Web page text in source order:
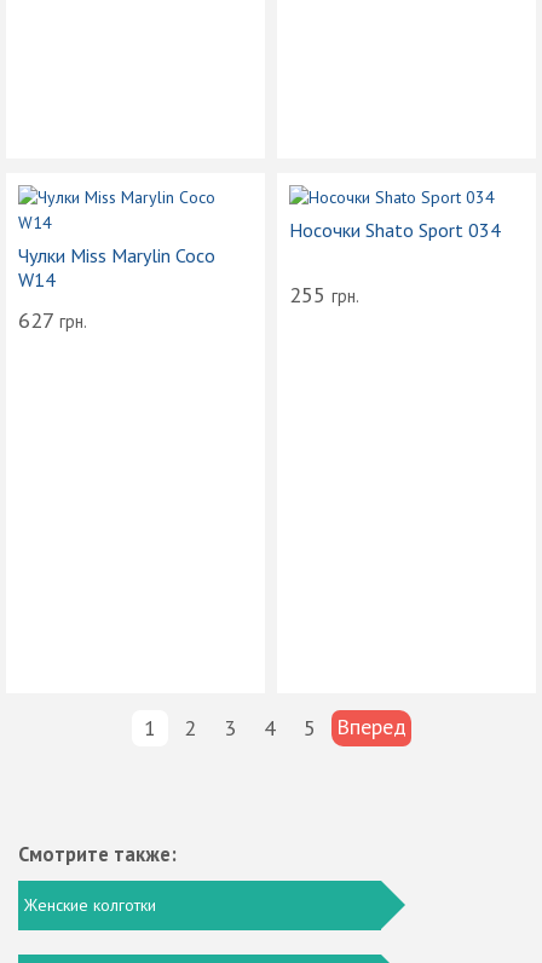
Чулки Miss Marylin Coco
W14
627 грн.
Носочки Shato Sport 034
255 грн.
1 2 3 4 5 Вперед
Смотрите также:
Женские колготки